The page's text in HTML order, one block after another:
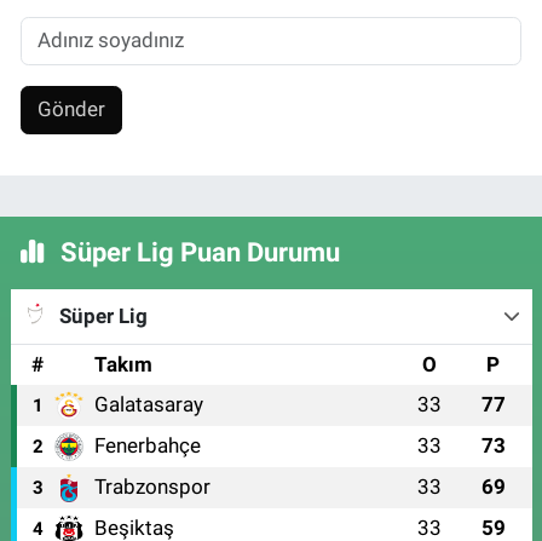
Gönder
Süper Lig Puan Durumu
Süper Lig
#
Takım O P
1 Galatasaray 33 77
2 Fenerbahçe 33 73
3 Trabzonspor 33 69
4 Beşiktaş 33 59